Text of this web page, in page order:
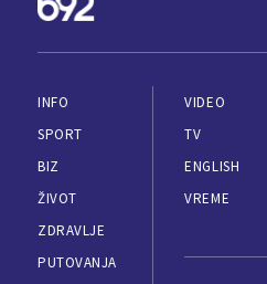
INFO
SPORT
BIZ
ŽIVOT
ZDRAVLJE
PUTOVANJA
VIDEO
TV
ENGLISH
VREME